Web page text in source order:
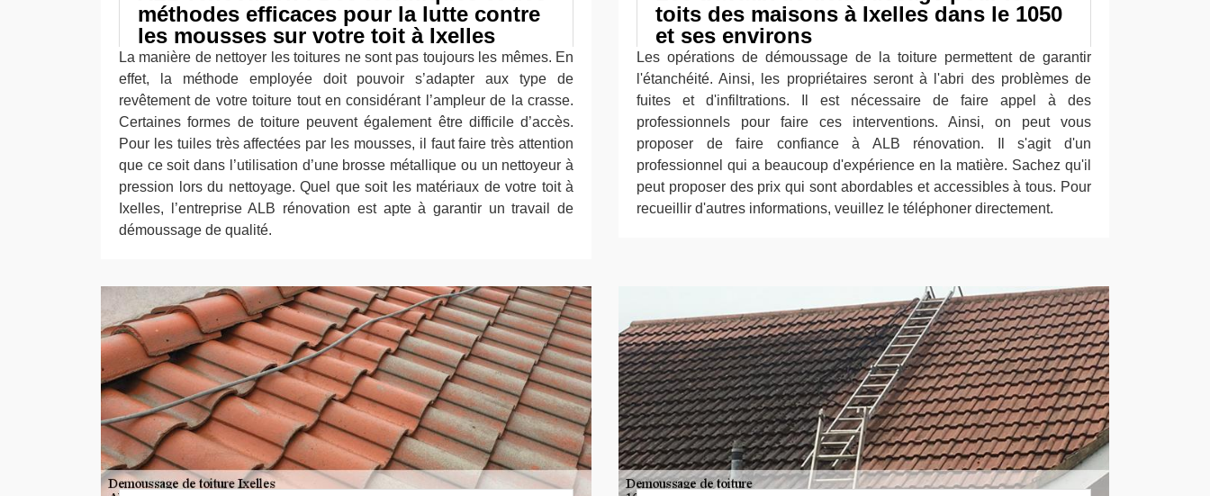
méthodes efficaces pour la lutte contre
les mousses sur votre toit à Ixelles
La manière de nettoyer les toitures ne sont pas toujours les mêmes. En
effet, la méthode employée doit pouvoir s’adapter aux type de
revêtement de votre toiture tout en considérant l’ampleur de la crasse.
Certaines formes de toiture peuvent également être difficile d’accès.
Pour les tuiles très affectées par les mousses, il faut faire très attention
que ce soit dans l’utilisation d’une brosse métallique ou un nettoyeur à
pression lors du nettoyage. Quel que soit les matériaux de votre toit à
Ixelles, l’entreprise ALB rénovation est apte à garantir un travail de
démoussage de qualité.
toits des maisons à Ixelles dans le 1050
et ses environs
Les opérations de démoussage de la toiture permettent de garantir
l'étanchéité. Ainsi, les propriétaires seront à l'abri des problèmes de
fuites et d'infiltrations. Il est nécessaire de faire appel à des
professionnels pour faire ces interventions. Ainsi, on peut vous
proposer de faire confiance à ALB rénovation. Il s'agit d'un
professionnel qui a beaucoup d'expérience en la matière. Sachez qu'il
peut proposer des prix qui sont abordables et accessibles à tous. Pour
recueillir d'autres informations, veuillez le téléphoner directement.